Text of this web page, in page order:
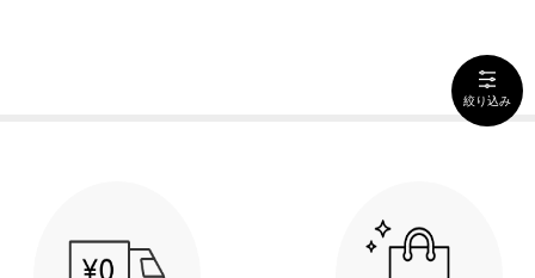
絞り込み